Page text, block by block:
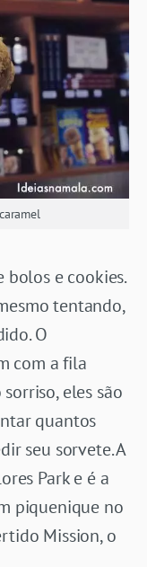
bolos e cookies.
tentando,
O
com a fila
eles são
quantos
seu sorvete. A
Park e é a
piquenique no
Mission, o